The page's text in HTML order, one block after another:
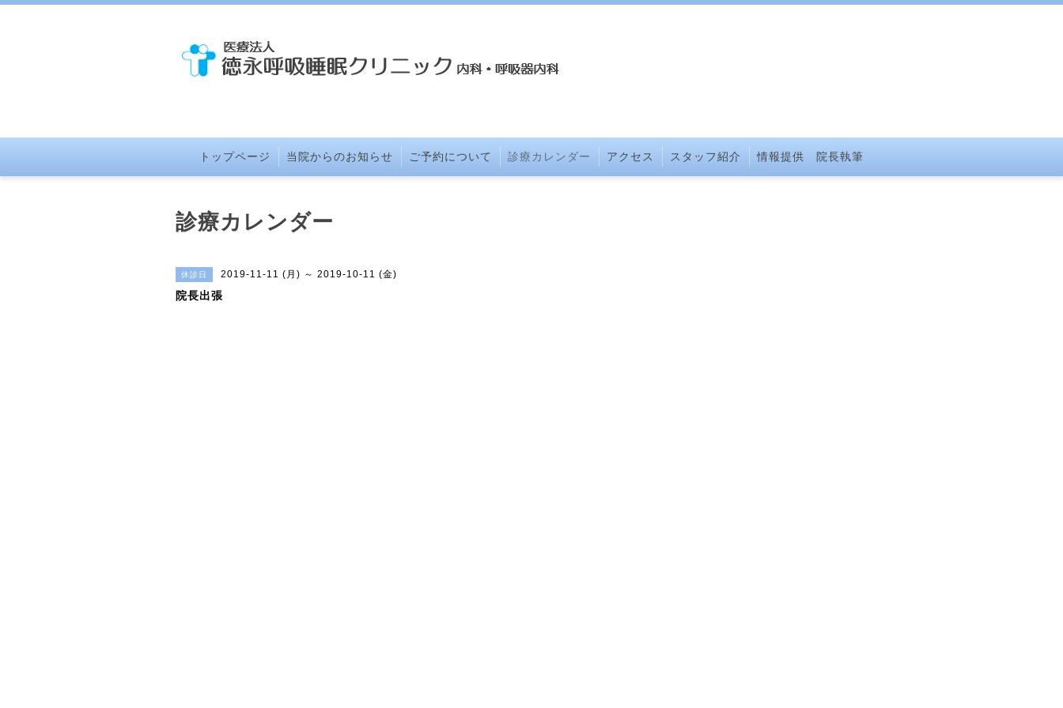
トップページ 当院からのお知らせ ご予約について 診療カレンダー アクセス スタッフ紹介 情報提供 院長執筆
診療カレンダー
休診日 2019-11-11 (月) ～ 2019-10-11 (金)
院長出張